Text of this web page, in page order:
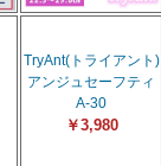
TryAnt(トライアント)
アンジュセーフティ
A-30
￥3,980